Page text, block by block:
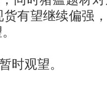
有望继续偏强
观望。